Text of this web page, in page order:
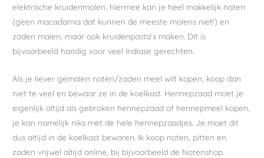
elektrische kruidenmolen, hiermee kan je heel makkelijk noten
(geen macadamia dat kunnen de meeste molens niet!) en
zaden malen, maar ook kruidenpasta’s maken. Dit is
bijvoorbeeld handig voor veel Indiase gerechten.
Als je liever gemalen noten/zaden meel wilt kopen, koop dan
niet te veel en bewaar ze in de koelkast. Hennepzaad moet je
eigenlijk altijd als gebroken hennepzaad of hennepmeel kopen,
je kan namelijk niks met de hele hennepzaadjes. Je moet dit
dus altijd in de koelkast bewaren. Ik koop noten, pitten en
zaden vrijwel altijd online, bij bijvoorbeeld de Notenshop.